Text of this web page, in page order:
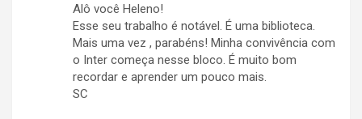
Alô você Heleno!
Esse seu trabalho é notável. É uma biblioteca.
Mais uma vez , parabéns! Minha convivência com
o Inter começa nesse bloco. É muito bom
recordar e aprender um pouco mais.
SC